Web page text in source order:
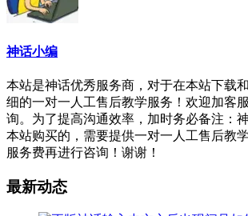
神话小编
本站是神话优秀服务商，对于在本站下载
细的一对一人工售后教学服务！欢迎加客
询。为了提高沟通效率，加时务必备注：
本站购买的，需要提供一对一人工售后教
服务费再进行咨询！谢谢！
最新动态